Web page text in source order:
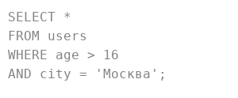
SELECT *
FROM
users
WHERE age >
16
AND city = 'Москва' ;